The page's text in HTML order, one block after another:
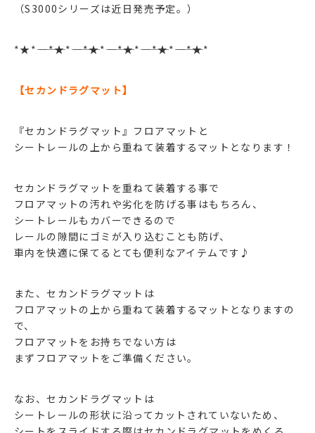
（S3000シリーズは近日発売予定。）
*★*――――*★*――――*★*――――*★*――――*★*――――*★*
【セカンドラグマット】
『セカンドラグマット』フロアマットと
シートレールの上から重ねて装着するマットとなります！
セカンドラグマットを重ねて装着する事で
フロアマットの汚れや劣化を防げる事はもちろん、
シートレールもカバーできるので
レールの隙間にゴミが入り込むことも防げ、
車内を快適に保てるとても便利なアイテムです♪
また、セカンドラグマットは
フロアマットの上から重ねて装着するマットとなりますの
で、
フロアマットをお持ちでない方は
まずフロアマットをご準備ください。
なお、セカンドラグマットは
シートレールの形状に沿ってカットされていないため、